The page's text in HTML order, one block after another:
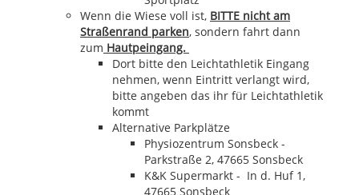
Wenn die Wiese voll ist, BITTE nicht am
Straßenrand parken, sondern fahrt dann
zum Hautpeingang.
Dort bitte den Leichtathletik Eingang
nehmen, wenn Eintritt verlangt wird,
bitte angeben das ihr für Leichtathletik
kommt
Alternative Parkplätze
Physiozentrum Sonsbeck -
Parkstraße 2, 47665 Sonsbeck
K&K Supermarkt - In d. Huf 1,
47665 Sonsbeck